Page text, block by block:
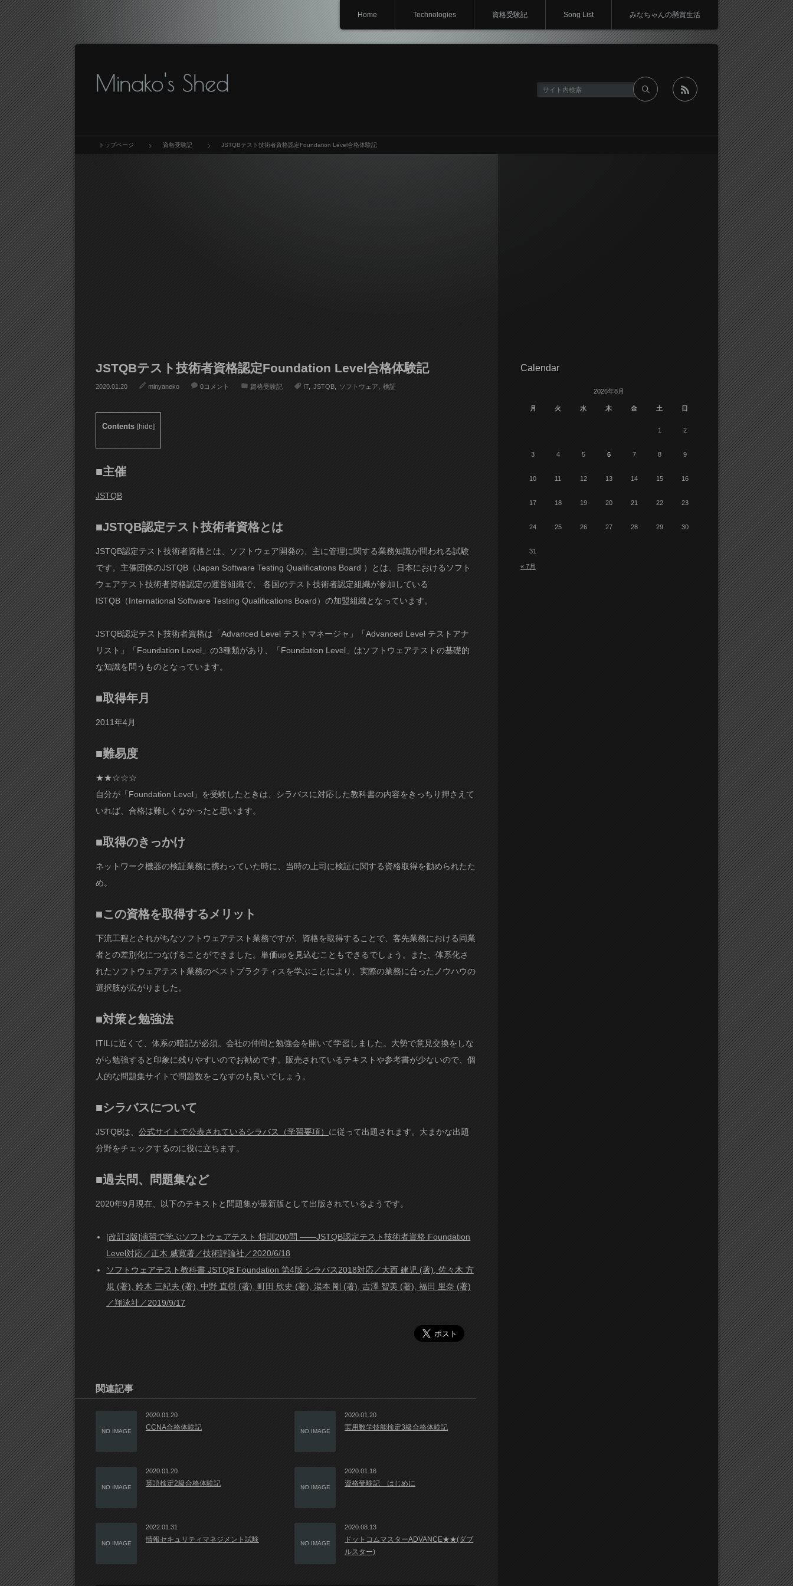
Home Technologies 資格受験記 Song List みなちゃんの懸賞生活
Minako's Shed
トップページ 資格受験記 JSTQBテスト技術者資格認定Foundation Level合格体験記
JSTQBテスト技術者資格認定Foundation Level合格体験記
2020.01.20 minyaneko 0コメント 資格受験記 IT JSTQB ソフトウェア 検証
Contents [hide]
■主催
JSTQB
■JSTQB認定テスト技術者資格とは
JSTQB認定テスト技術者資格とは、ソフトウェア開発の、主に管理に関する業務知識が問われる試験
です。主催団体のJSTQB（Japan Software Testing Qualifications Board ）とは、日本におけるソフト
ウェアテスト技術者資格認定の運営組織で、 各国のテスト技術者認定組織が参加している
ISTQB（International Software Testing Qualifications Board）の加盟組織となっています。
JSTQB認定テスト技術者資格は「Advanced Level テストマネージャ」「Advanced Level テストアナ
リスト」「Foundation Level」の3種類があり、「Foundation Level」はソフトウェアテストの基礎的
な知識を問うものとなっています。
■取得年月
2011年4月
■難易度
★★☆☆☆
自分が「Foundation Level」を受験したときは、シラバスに対応した教科書の内容をきっちり押さえて
いれば、合格は難しくなかったと思います。
■取得のきっかけ
ネットワーク機器の検証業務に携わっていた時に、当時の上司に検証に関する資格取得を勧められたた
め。
■この資格を取得するメリット
下流工程とされがちなソフトウェアテスト業務ですが、資格を取得することで、客先業務における同業
者との差別化につなげることができました。単価upを見込むこともできるでしょう。また、体系化さ
れたソフトウェアテスト業務のベストプラクティスを学ぶことにより、実際の業務に合ったノウハウの
選択肢が広がりました。
■対策と勉強法
ITILに近くて、体系の暗記が必須。会社の仲間と勉強会を開いて学習しました。大勢で意見交換をしな
がら勉強すると印象に残りやすいのでお勧めです。販売されているテキストや参考書が少ないので、個
人的な問題集サイトで問題数をこなすのも良いでしょう。
■シラバスについて
JSTQBは、 公式サイトで公表されているシラバス（学習要項） に従って出題されます。大まかな出題
分野をチェックするのに役に立ちます。
■過去問、問題集など
2020年9月現在、以下のテキストと問題集が最新版として出版されているようです。
[改訂3版]演習で学ぶソフトウェアテスト 特訓200問 ――JSTQB認定テスト技術者資格 Foundation
Level対応／正木 威寛著／技術評論社／2020/6/18
ソフトウェアテスト教科書 JSTQB Foundation 第4版 シラバス2018対応／大西 建児 (著), 佐々木 方
規 (著), 鈴木 三紀夫 (著), 中野 直樹 (著), 町田 欣史 (著), 湯本 剛 (著), 吉澤 智美 (著), 福田 里奈 (著)
／翔泳社／2019/9/17
関連記事
NO IMAGE
2020.01.20
CCNA合格体験記 NO IMAGE
2020.01.20
実用数学技能検定3級合格体験記
NO IMAGE
2020.01.20
英語検定2級合格体験記 NO IMAGE
2020.01.16
資格受験記 はじめに
NO IMAGE
2022.01.31
情報セキュリティマネジメント試験 NO IMAGE
2020.08.13
ドットコムマスターADVANCE★★(ダブ
ルスター)
Calendar
2026年8月
月 火 水 木 金 土 日
1 2
3 4 5 6 7 8 9
10 11 12 13 14 15 16
17 18 19 20 21 22 23
24 25 26 27 28 29 30
31
« 7月